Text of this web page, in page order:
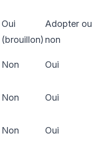
Oui
(brouillon)
Adopter ou
non
Non Oui
Non Oui
Non Oui